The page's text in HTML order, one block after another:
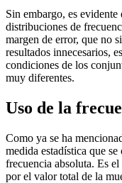
Sin embargo, es evidente
distribuciones de
margen de error, que no
resultados innecesarios,
condiciones de los
muy diferentes.
Uso de la
Como ya se ha
medida estadística que
frecuencia absoluta. Es
por el valor total de la